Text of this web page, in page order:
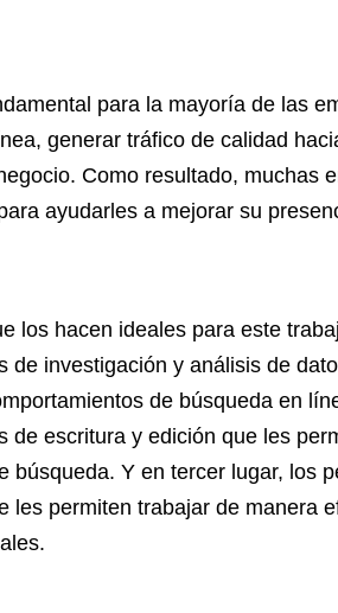
para la mayoría de las
generar tráfico de calidad
Como resultado, muchas
ayudarles a mejorar su
los hacen ideales para este
de investigación y análisis de
de búsqueda en
de escritura y edición que les
Y en tercer lugar, los
les permiten trabajar de manera